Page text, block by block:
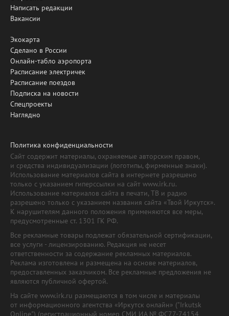
Написать редакции
Вакансии
Экокарта
Сделано в России
Онлайн-табло аэропорта
Расписание электричек
Расписание поездов
Подписка на новости
Спецпроекты
Наглядно
Политика конфиденциальности
Сайт содержит материалы, охраняемые авторским правом,
и средства индивидуализации (логотипы, фирменные знаки).
Использование материалов сайта в интернете разрешено
только с указанием гиперссылки на сайт www.irk.ru.
Использование материалов сайта в печати, ТВ и радио
разрешено только с указанием названия сайта «Твой Иркутск».
К нарушителям данного положения применяются все меры,
предусмотренные ст. 1301 ГК РФ.
Все рекламные товары подлежат обязательной сертификации,
все услуги - лицензированию. Редакция не несет
ответственности за содержание рекламных материалов.
Реклама изготовлена и размещена на основе материалов,
предоставленных заказчиком. Все рекламные предложения не
являются публичной офертой.
На сайте www.irk.ru размещаются в том числе и материалы
от информационного агентства «Иркутск онлайн» ("Irkutsk
Online") (регистрационный номер СМИ ИА № ФС77-74154